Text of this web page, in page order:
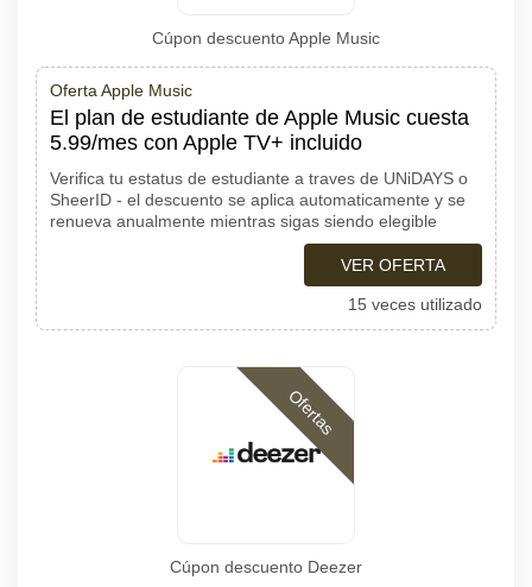
Cúpon descuento Apple Music
Oferta Apple Music
El plan de estudiante de Apple Music cuesta
5.99/mes con Apple TV+ incluido
Verifica tu estatus de estudiante a traves de UNiDAYS o
SheerID - el descuento se aplica automaticamente y se
renueva anualmente mientras sigas siendo elegible
VER OFERTA
15 veces utilizado
Ofertas
Cúpon descuento Deezer